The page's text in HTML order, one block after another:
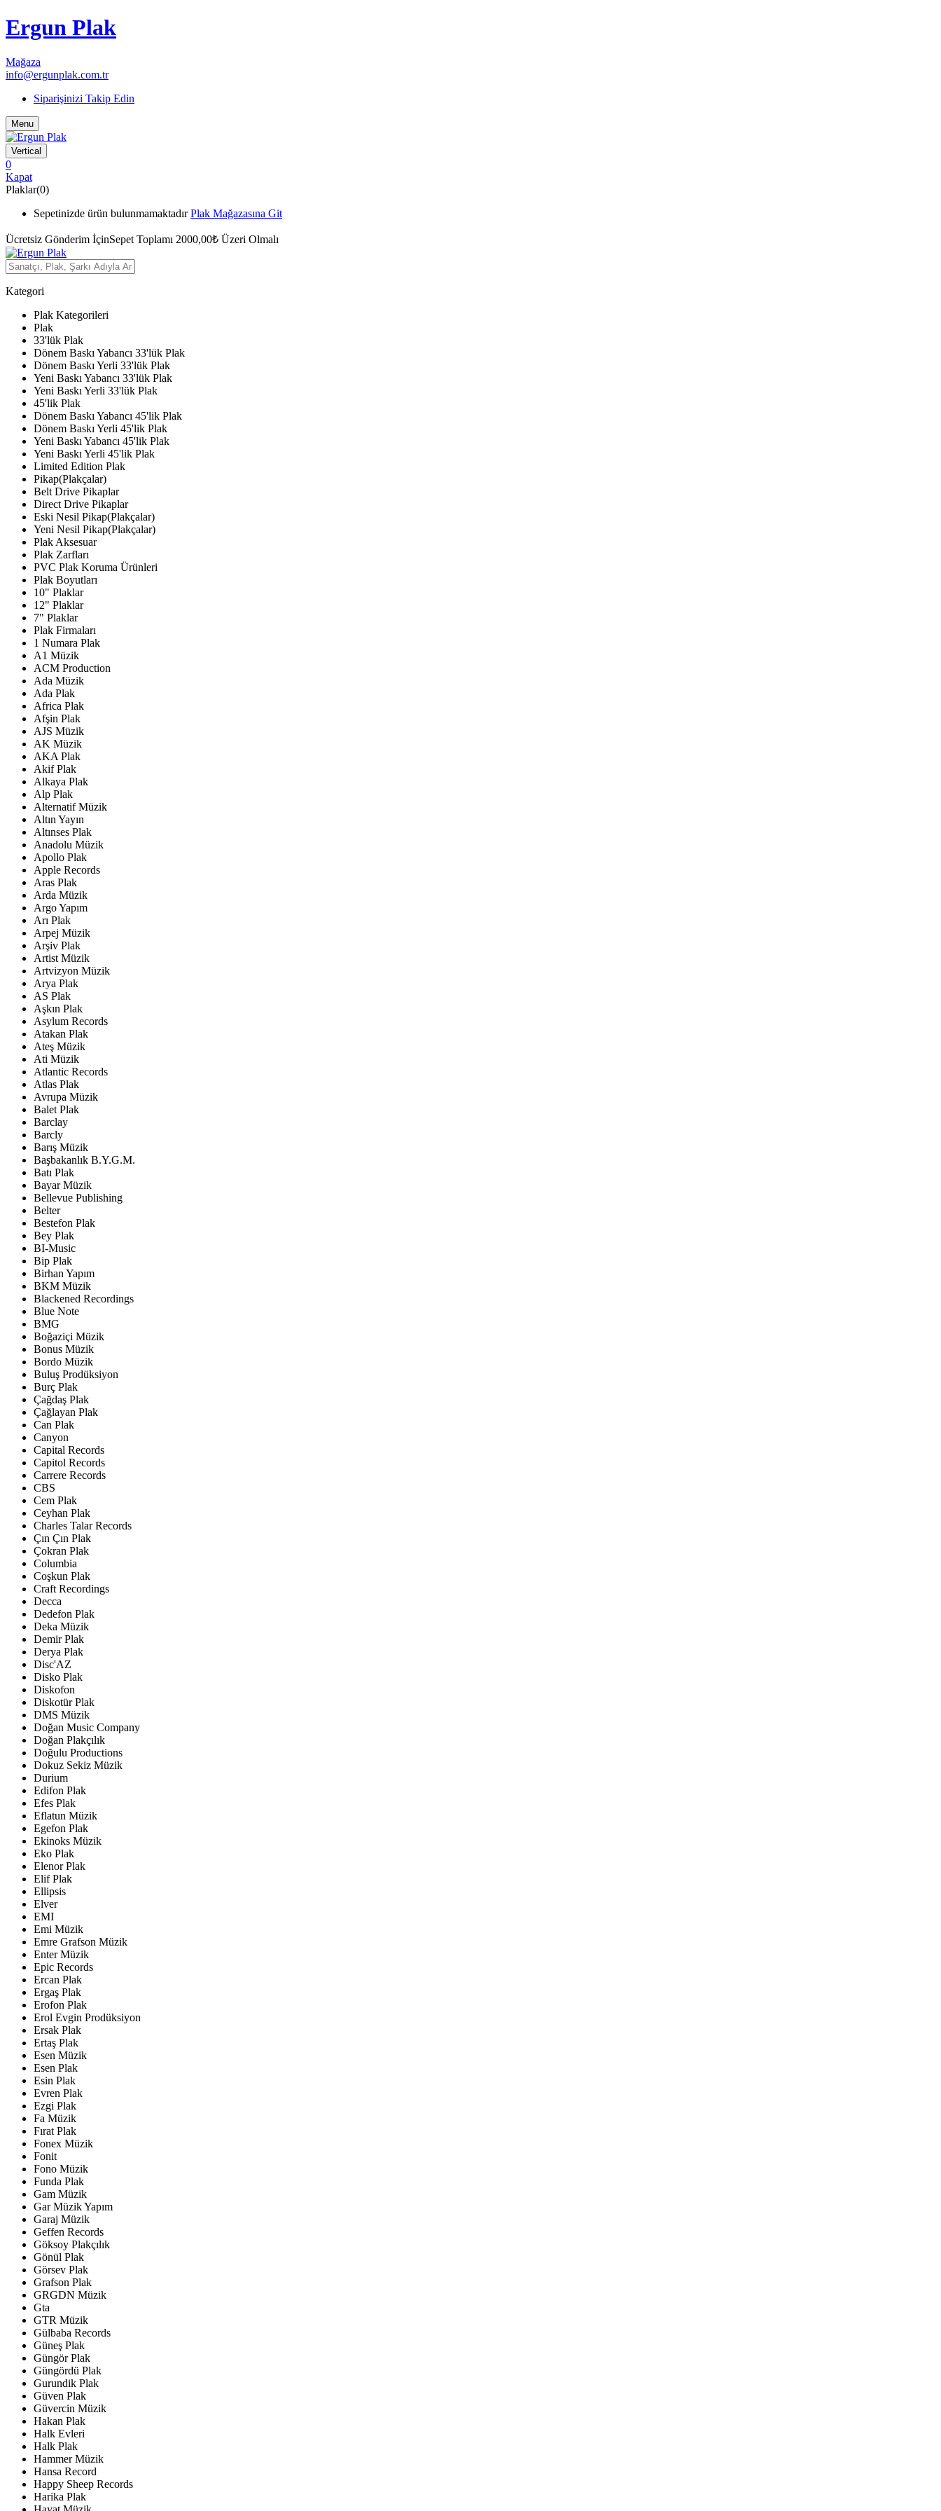
Ergun Plak
Mağaza
info@ergunplak.com.tr
Siparişinizi Takip Edin
Menu
Vertical
0
Kapat
Plaklar(0)
Sepetinizde ürün bulunmamaktadır Plak Mağazasına Git
Ücretsiz Gönderim İçinSepet Toplamı 2000,00₺ Üzeri Olmalı
Kategori
Plak Kategorileri
Plak
33'lük Plak
Dönem Baskı Yabancı 33'lük Plak
Dönem Baskı Yerli 33'lük Plak
Yeni Baskı Yabancı 33'lük Plak
Yeni Baskı Yerli 33'lük Plak
45'lik Plak
Dönem Baskı Yabancı 45'lik Plak
Dönem Baskı Yerli 45'lik Plak
Yeni Baskı Yabancı 45'lik Plak
Yeni Baskı Yerli 45'lik Plak
Limited Edition Plak
Pikap(Plakçalar)
Belt Drive Pikaplar
Direct Drive Pikaplar
Eski Nesil Pikap(Plakçalar)
Yeni Nesil Pikap(Plakçalar)
Plak Aksesuar
Plak Zarfları
PVC Plak Koruma Ürünleri
Plak Boyutları
10" Plaklar
12" Plaklar
7" Plaklar
Plak Firmaları
1 Numara Plak
A1 Müzik
ACM Production
Ada Müzik
Ada Plak
Africa Plak
Afşin Plak
AJS Müzik
AK Müzik
AKA Plak
Akif Plak
Alkaya Plak
Alp Plak
Alternatif Müzik
Altın Yayın
Altınses Plak
Anadolu Müzik
Apollo Plak
Apple Records
Aras Plak
Arda Müzik
Argo Yapım
Arı Plak
Arpej Müzik
Arşiv Plak
Artist Müzik
Artvizyon Müzik
Arya Plak
AS Plak
Aşkın Plak
Asylum Records
Atakan Plak
Ateş Müzik
Ati Müzik
Atlantic Records
Atlas Plak
Avrupa Müzik
Balet Plak
Barclay
Barcly
Barış Müzik
Başbakanlık B.Y.G.M.
Batı Plak
Bayar Müzik
Bellevue Publishing
Belter
Bestefon Plak
Bey Plak
BI-Music
Bip Plak
Birhan Yapım
BKM Müzik
Blackened Recordings
Blue Note
BMG
Boğaziçi Müzik
Bonus Müzik
Bordo Müzik
Buluş Prodüksiyon
Burç Plak
Çağdaş Plak
Çağlayan Plak
Can Plak
Canyon
Capital Records
Capitol Records
Carrere Records
CBS
Cem Plak
Ceyhan Plak
Charles Talar Records
Çın Çın Plak
Çokran Plak
Columbia
Coşkun Plak
Craft Recordings
Decca
Dedefon Plak
Deka Müzik
Demir Plak
Derya Plak
Disc'AZ
Disko Plak
Diskofon
Diskotür Plak
DMS Müzik
Doğan Music Company
Doğan Plakçılık
Doğulu Productions
Dokuz Sekiz Müzik
Durium
Edifon Plak
Efes Plak
Eflatun Müzik
Egefon Plak
Ekinoks Müzik
Eko Plak
Elenor Plak
Elif Plak
Ellipsis
Elver
EMI
Emi Müzik
Emre Grafson Müzik
Enter Müzik
Epic Records
Ercan Plak
Ergaş Plak
Erofon Plak
Erol Evgin Prodüksiyon
Ersak Plak
Ertaş Plak
Esen Müzik
Esen Plak
Esin Plak
Evren Plak
Ezgi Plak
Fa Müzik
Fırat Plak
Fonex Müzik
Fonit
Fono Müzik
Funda Plak
Gam Müzik
Gar Müzik Yapım
Garaj Müzik
Geffen Records
Göksoy Plakçılık
Gönül Plak
Görsev Plak
Grafson Plak
GRGDN Müzik
Gta
GTR Müzik
Gülbaba Records
Güneş Plak
Güngör Plak
Güngördü Plak
Gurundik Plak
Güven Plak
Güvercin Müzik
Hakan Plak
Halk Evleri
Halk Plak
Hammer Müzik
Hansa Record
Happy Sheep Records
Harika Plak